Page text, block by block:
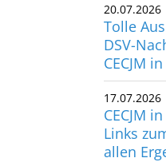
20.07.2026
Tolle
DSV-
CECJM
17.07.2026
CECJM
Links
allen